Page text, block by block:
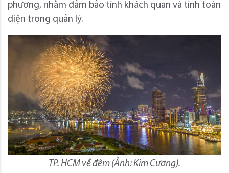
phương, nhằm đảm bảo tính khách quan và tính toàn
diện trong quản lý.
TP. HCM về đêm (Ảnh: Kim Cương).